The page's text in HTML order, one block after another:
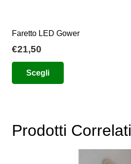
Faretto LED Gower
€21,50
Scegli
Le
Prodotti Correlati